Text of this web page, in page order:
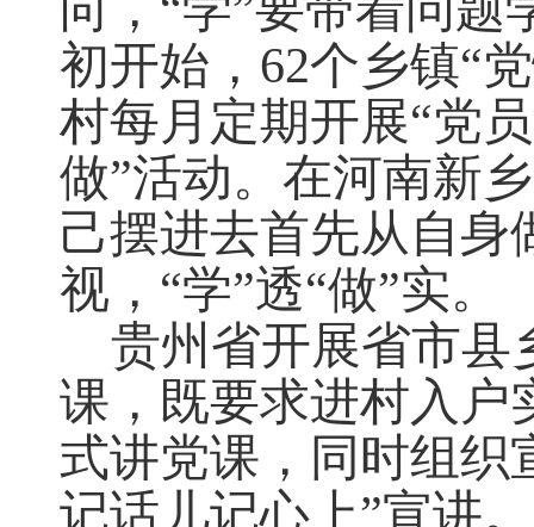
初开始，62个乡镇“
村每月定期开展“党
做”活动。在河南新
己摆进去首先从自身
视，“学”透“做”实。
贵州省开展省市县
课，既要求进村入户
式讲党课，同时组织
记话儿记心上”宣讲